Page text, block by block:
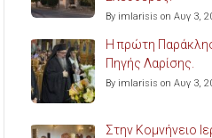
By imlarisis on Αυγ 3,
Η πρώτη
Πηγής Λαρίσης.
By imlarisis on Αυγ 3,
Στην Κομνήνειο